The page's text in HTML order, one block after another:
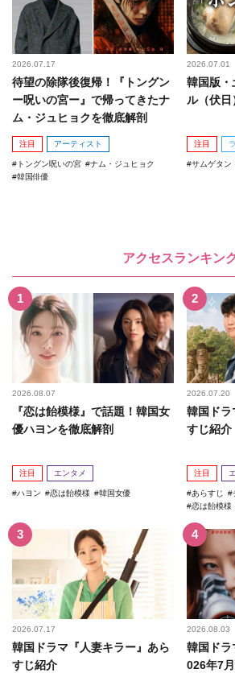
2026.07.17
待望の除隊後復帰！『トングン
ー呪いの宮ー』で帰ってきたナ
ム・ジュヒョクを徹底解剖
注目 アーティスト
トングン呪いの宮
ナム・ジュヒョク
韓国俳優
2026.07.01
韓国版・
ル（伏日
注目
サムゲタン
アクセスランキン
2026.08.07
『恋は飴模様』で話題！韓国女
優ハヨンを徹底解剖
注目 エンタメ
ハヨン 恋は飴模様 韓国女優
2026.07.20
韓国ドラ
すじ紹介
注目
あらすじ
恋は飴模様
2026.07.17
韓国ドラマ『人妻キラー』あら
すじ紹介
2026.08.03
韓国ド
026年7